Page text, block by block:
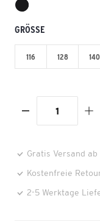
GRÖSSE
116 128 140
Gratis Versand
Kostenfreie
2-5 Werktage